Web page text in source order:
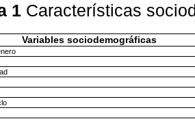
1 Características
Variables sociodemográficas